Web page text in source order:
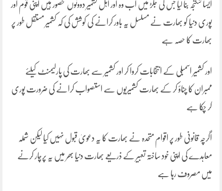
ایسا شکنجہ بنا لیا جس کی جکڑ میں اب وہ اور اہل کشمیر دوونوں محصور ہیں اپنی قوم اور
پوری دنیا کو بھارت نے مسلسل یہ باور کرانے کی کوشش کی کہ کشمیر مستقل طور پر
بھارت کا حصہ ہے
اور کشمیر اسمبلی کے انتخابات کروا کر اور کشمیر سے بھارت کی پارلیمنٹ کیلئے
ممبران کا چناؤ کر کے بھارت کشمیریوں سے استصواب کرانے کی ضرورت پوری
کر چکا ہے
اگرچہ قانونی طور پر اقوام متحدہ نے بھارت کا یہ دعویٰ قبول نہیں کیا لیکن شملہ
معاہدے کی اپنی خود ساختہ تعبیر کے ذریعے بھارت دنیا بھر میں یہ پرچار کرنے
میں مصروف رہا ہے